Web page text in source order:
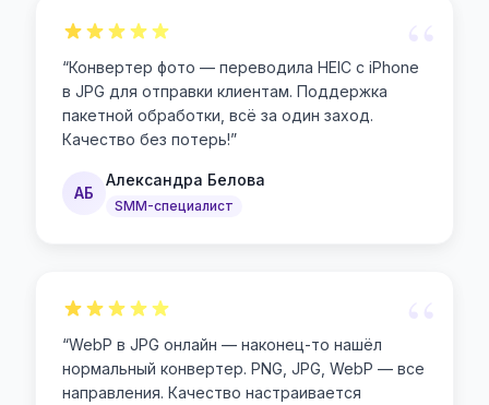
“
“Конвертер фото — переводила HEIC с iPhone
в JPG для отправки клиентам. Поддержка
пакетной обработки, всё за один заход.
Качество без потерь!”
АБ
Александра Белова
SMM-специалист
“WebP в JPG онлайн — наконец-то нашёл
нормальный конвертер. PNG, JPG, WebP — все
направления. Качество настраивается